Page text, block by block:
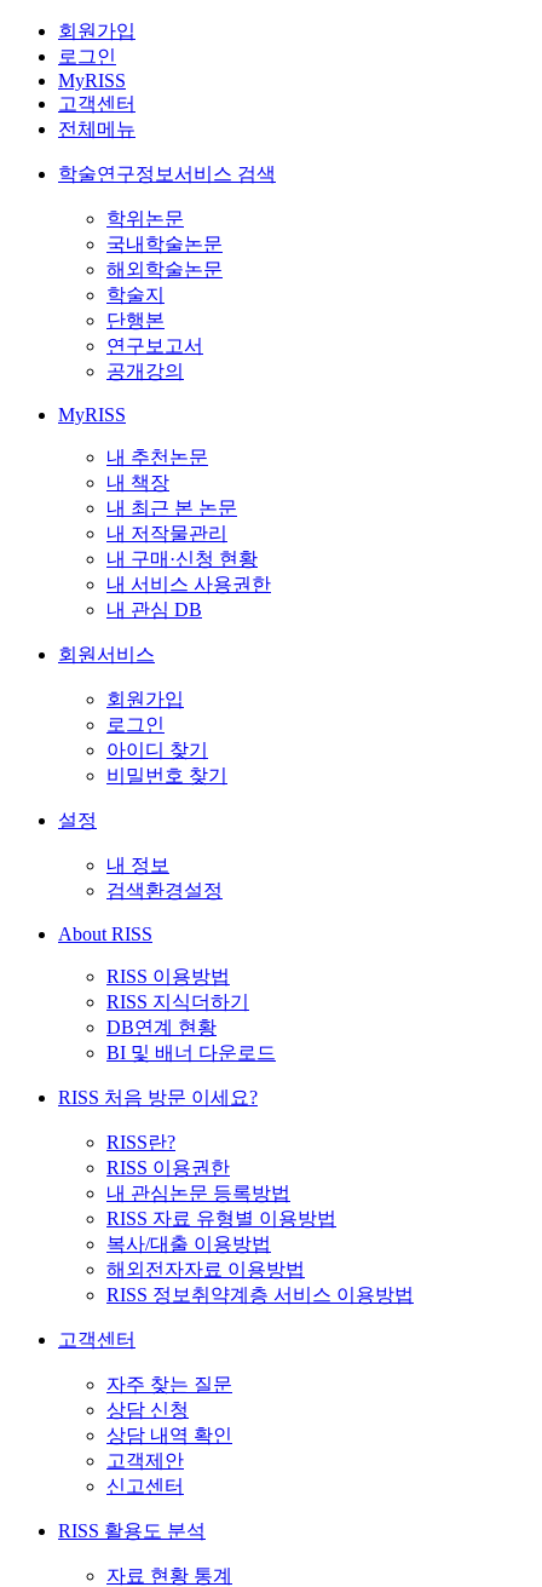
회원가입
로그인
MyRISS
고객센터
전체메뉴
학술연구정보서비스 검색
학위논문
국내학술논문
해외학술논문
학술지
단행본
연구보고서
공개강의
MyRISS
내 추천논문
내 책장
내 최근 본 논문
내 저작물관리
내 구매·신청 현황
내 서비스 사용권한
내 관심 DB
회원서비스
회원가입
로그인
아이디 찾기
비밀번호 찾기
설정
내 정보
검색환경설정
About RISS
RISS 이용방법
RISS 지식더하기
DB연계 현황
BI 및 배너 다운로드
RISS 처음 방문 이세요?
RISS란?
RISS 이용권한
내 관심논문 등록방법
RISS 자료 유형별 이용방법
복사/대출 이용방법
해외전자자료 이용방법
RISS 정보취약계층 서비스 이용방법
고객센터
자주 찾는 질문
상담 신청
상담 내역 확인
고객제안
신고센터
RISS 활용도 분석
자료 현황 통계